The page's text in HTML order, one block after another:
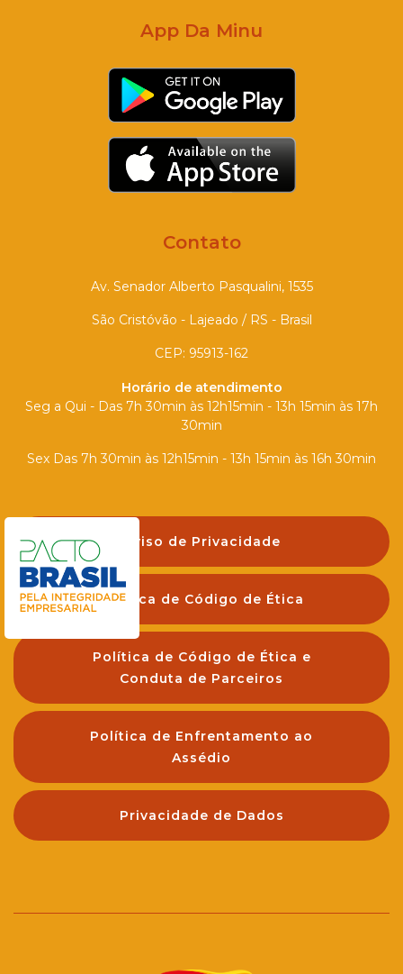
App Da Minu
Contato
Av. Senador Alberto Pasqualini, 1535
São Cristóvão - Lajeado / RS - Brasil
CEP: 95913-162
Horário de atendimento
Seg a Qui - Das 7h 30min às 12h15min - 13h 15min às 17h
30min
Sex Das 7h 30min às 12h15min - 13h 15min às 16h 30min
Aviso de Privacidade
Política de Código de Ética
Política de Código de Ética e
Conduta de Parceiros
Política de Enfrentamento ao
Assédio
Privacidade de Dados